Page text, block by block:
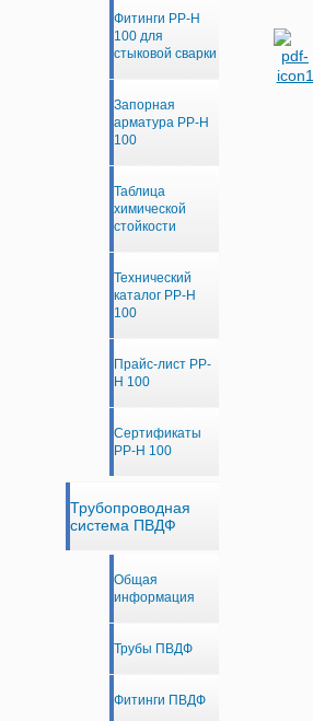
Фитинги PP-H
100 для
стыковой сварки
Запорная
арматура PP-H
100
Таблица
химической
стойкости
Технический
каталог PP-H
100
Прайс-лист PP-
H 100
Сертификаты
PP-H 100
Трубопроводная
система ПВДФ
Общая
информация
Трубы ПВДФ
Фитинги ПВДФ